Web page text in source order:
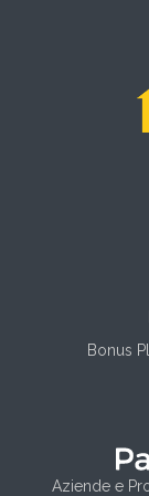
Bonus
Aziende e